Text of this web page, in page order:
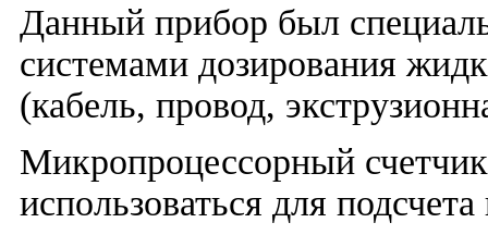
Данный прибор был
системами дозирования
(кабель, провод,
Микропроцессорный
использоваться для